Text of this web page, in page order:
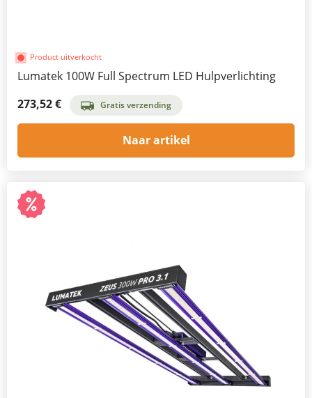
Product uitverkocht
Lumatek 100W Full Spectrum LED Hulpverlichting
273,52 €
Gratis verzending
Naar artikel